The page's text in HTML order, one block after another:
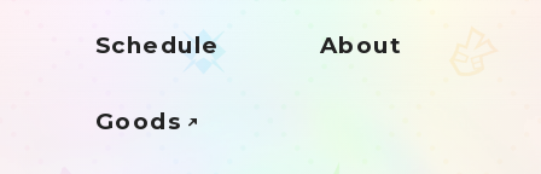
Schedule About
Goods